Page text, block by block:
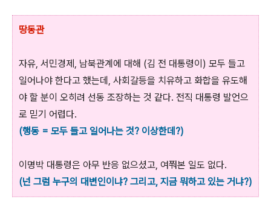
땅동관
자유, 서민경제, 남북관계에 대해 (김 전 대통령이) 모두 들고
일어나야 한다고 했는데, 사회갈등을 치유하고 화합을 유도해
야 할 분이 오히려 선동 조장하는 것 같다. 전직 대통령 발언으
로 믿기 어렵다.
(행동 = 모두 들고 일어나는 것? 이상한데?)
이명박 대통령은 아무 반응 없으셨고, 여쭤본 일도 없다.
(넌 그럼 누구의 대변인이냐? 그리고, 지금 뭐하고 있는 거냐?)